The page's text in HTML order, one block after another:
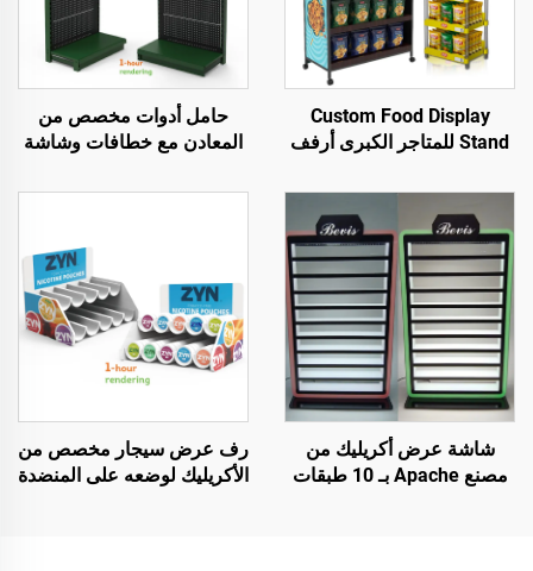
Custom Food Display
Stand للمتاجر الكبرى أرفف
للوجبات الخفيفة
حامل أدوات مخصص من
المعادن مع خطافات وشاشة
السيارات والورش
شاشة عرض أكريليك من
مصنع Apache بـ 10 طبقات
رف عرض سيجار مخصص من
الأكريليك لوضعه على المنضدة